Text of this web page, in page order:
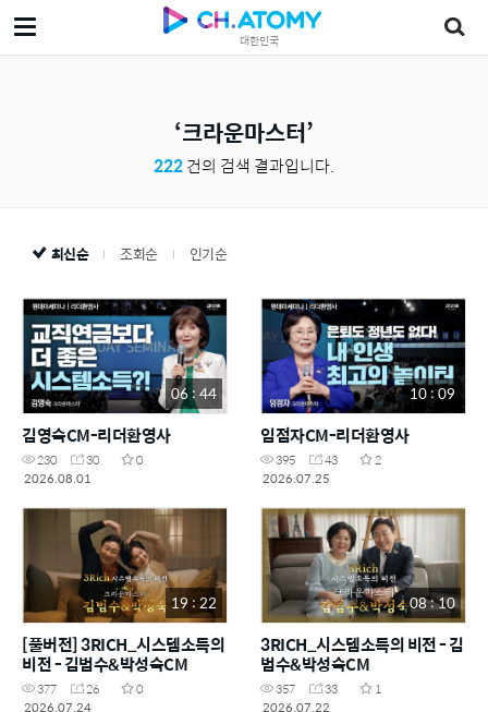
대한민국
크라운마스터
222건의 검색 결과입니다.
최신순 조회순 인기순
06 : 44
김영숙CM-리더환영사
230 30
0
2026.08.01
10 : 09
임점자CM-리더환영사
395 43
2
2026.07.25
19 : 22
[풀버전] 3RICH_시스템소득의
비전 - 김범수&박성숙CM
377 26
0
2026.07.24
08 : 10
3RICH_시스템소득의 비전 - 김
범수&박성숙CM
357 33
1
2026.07.22